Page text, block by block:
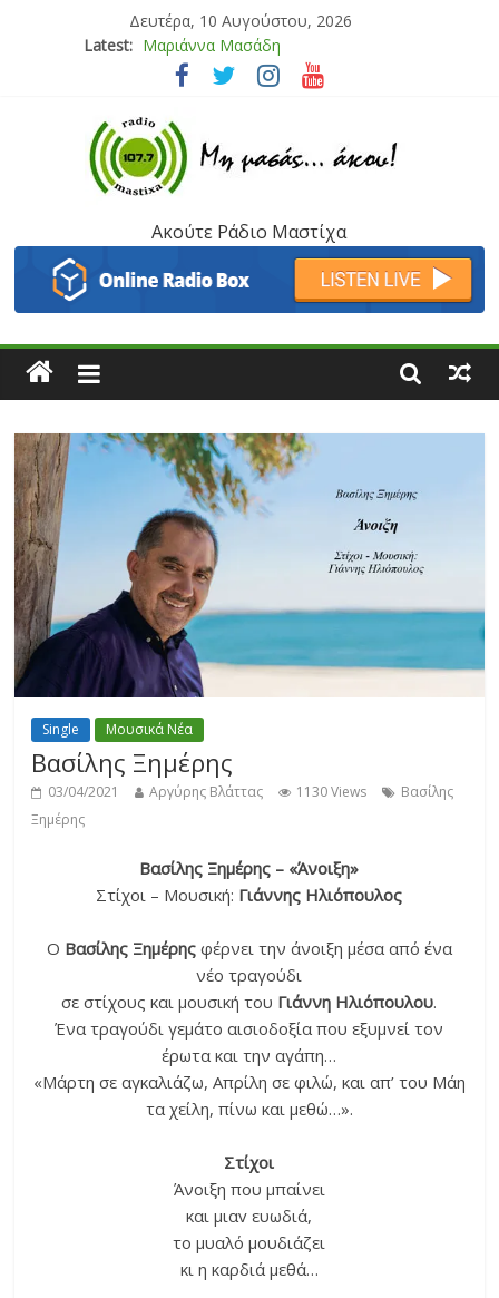
Δευτέρα, 10 Αυγούστου, 2026
Latest:
Μαριάννα Μασάδη
Τάνια Μπρεάζου
Bliss
Ιορδάνης Αγαπητός
Ακούτε Ράδιο Μαστίχα
Single Μουσικά Νέα
Βασίλης Ξημέρης
03/04/2021 Αργύρης Βλάττας 1130 Views
Βασίλης
Ξημέρης
Βασίλης Ξημέρης – «Άνοιξη»
Στίχοι – Μουσική: Γιάννης Ηλιόπουλος
Ο Βασίλης Ξημέρηςφέρνει την άνοιξη μέσα από ένα
νέο τραγούδι
σε στίχους και μουσική του Γιάννη Ηλιόπουλου.
Ένα τραγούδι γεμάτο αισιοδοξία που εξυμνεί τον
έρωτα και την αγάπη…
«Μάρτη σε αγκαλιάζω, Απρίλη σε φιλώ, και απ’ του Μάη
τα χείλη, πίνω και μεθώ…».
Στίχοι
Άνοιξη που μπαίνει
και μιαv ευωδιά,
το μυαλό μουδιάζει
κι η καρδιά μεθά…